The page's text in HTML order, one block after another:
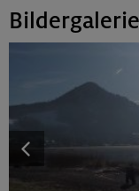
Bildergalerie